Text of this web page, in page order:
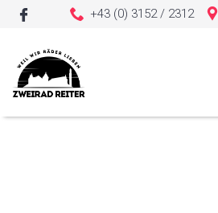
+43 (0) 3152 / 2312